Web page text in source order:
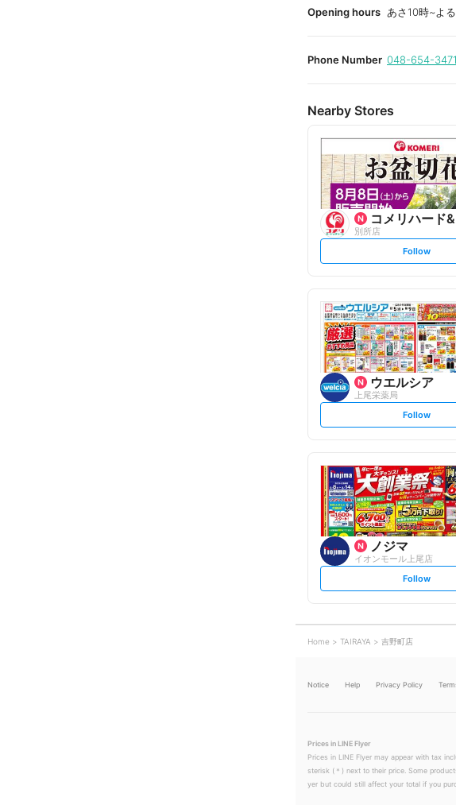
Opening hours あさ10時~よ
Phone Number 048-654-3471
Nearby Stores
コメリハード
別所店
s
t
l
o
w
Follow
ウエルシア
上尾栄薬局
s
t
l
o
w
Follow
ノジマ
イオンモール上尾店
s
t
o
w
Follow
Home TAIRAYA 吉野町店
Notice Help Privacy Policy
Prices in LINE Flyer
Prices in LINE Flyer may appear with tax
sterisk (＊) next to their price. Some
yer but could still affect your total if you